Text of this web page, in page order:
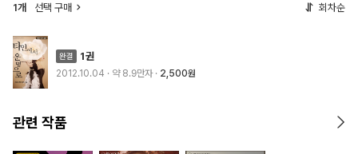
1개 선택 구매 회차순
1권
2012.10.04 · 약 8.9만자 2,500원
관련 작품